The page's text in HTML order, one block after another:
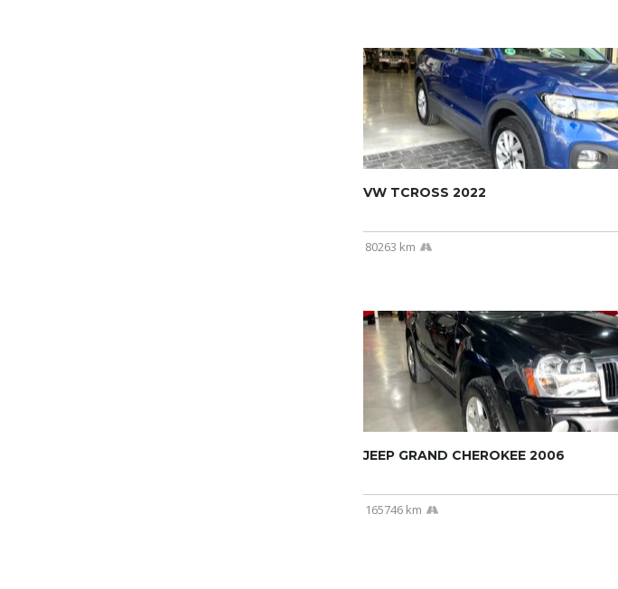
VW TCROSS 2022
80263 km
JEEP GRAND CHEROKEE 2006
165746 km